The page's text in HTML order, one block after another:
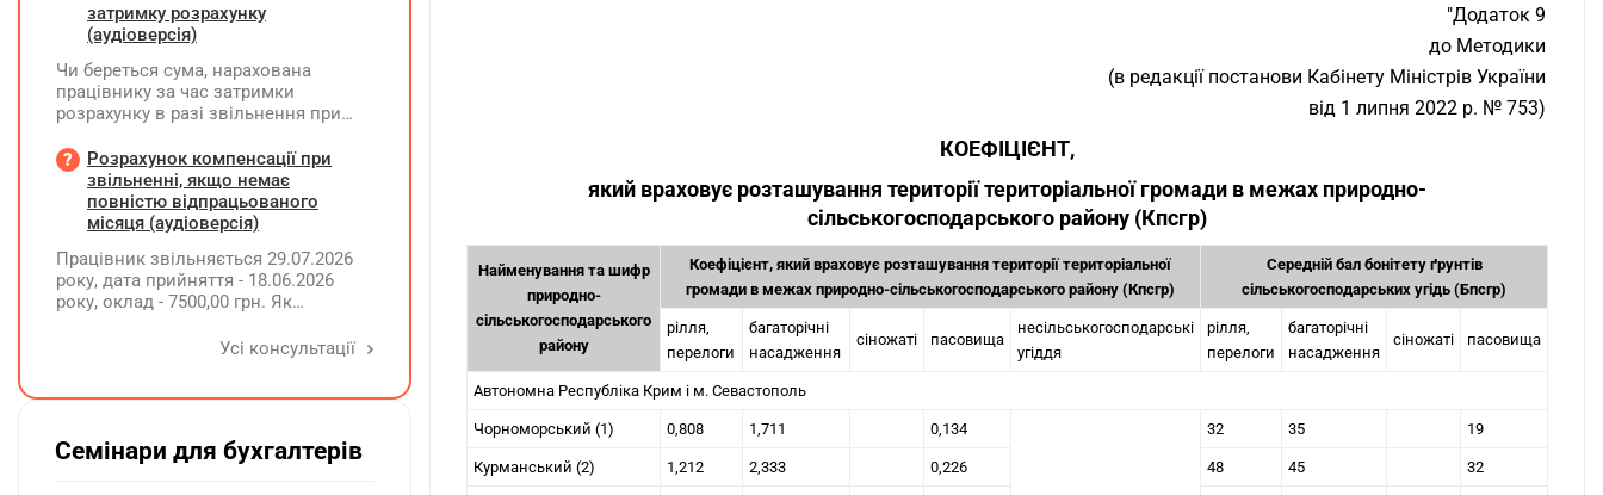
"Додаток 9
до Методики
(в редакції постанови Кабінету Міністрів України
від 1 липня 2022 р. № 753)
КОЕФІЦІЄНТ,
який враховує розташування території територіальної громади в межах природно-
сільськогосподарського району (Кпсгр)
Найменування та шифр
природно-
сільськогосподарського
району
Коефіцієнт, який враховує розташування території територіальної
громади в межах природно-сільськогосподарського району (Кпсгр)
Середній бал бонітету ґрунтів
сільськогосподарських угідь (Бпсгр)
рілля,
перелоги
багаторічні
насадження
сіножаті пасовища
несільськогосподарські
угіддя
рілля,
перелоги
багаторічні
насадження
сіножаті пасовища
Автономна Республіка Крим і м. Севастополь
Чорноморський (1) 0,808 1,711 0,134 32 35 19
Курманський (2) 1,212 2,333 0,226 48 45 32
затримку розрахунку
(аудіоверсія)
Чи береться сума, нарахована
працівнику за час затримки
розрахунку в разі звільнення при
заробітної плати (винагороди), для
розрахунку внеску на підтримку
працевлаштування осіб з
інвалідністю?
Розрахунок компенсації при
звільненні, якщо немає
повністю відпрацьованого
місяця (аудіоверсія)
Працівник звільняється 29.07.2026
року, дата прийняття - 18.06.2026
року, оклад - 7500,00 грн. Як
невикористаних днів відпустки при
Усі консультації
Семінари для бухгалтерів